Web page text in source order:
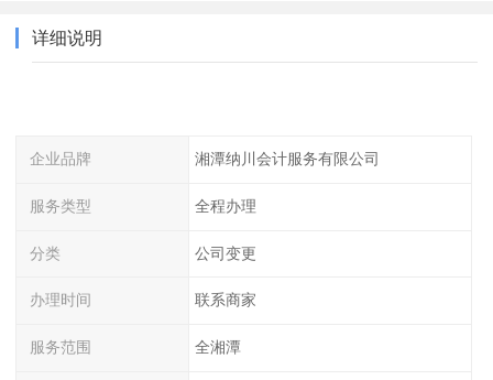
详细说明
企业品牌 湘潭纳川会计服务有限公司
服务类型 全程办理
分类 公司变更
办理时间 联系商家
服务范围 全湘潭